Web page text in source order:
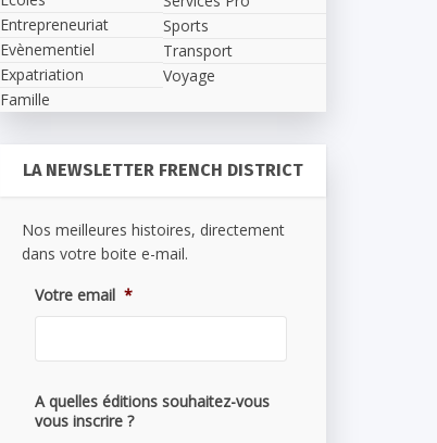
Entrepreneuriat
Evènementiel
Expatriation
Famille
Sports
Transport
Voyage
LA NEWSLETTER FRENCH DISTRICT
Nos meilleures histoires, directement
dans votre boite e-mail.
Votre email *
A quelles éditions souhaitez-vous
vous inscrire ?